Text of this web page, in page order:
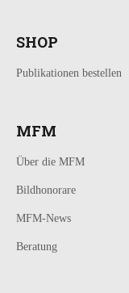
SHOP
Publikationen bestellen
MFM
Über die MFM
Bildhonorare
MFM-News
Beratung